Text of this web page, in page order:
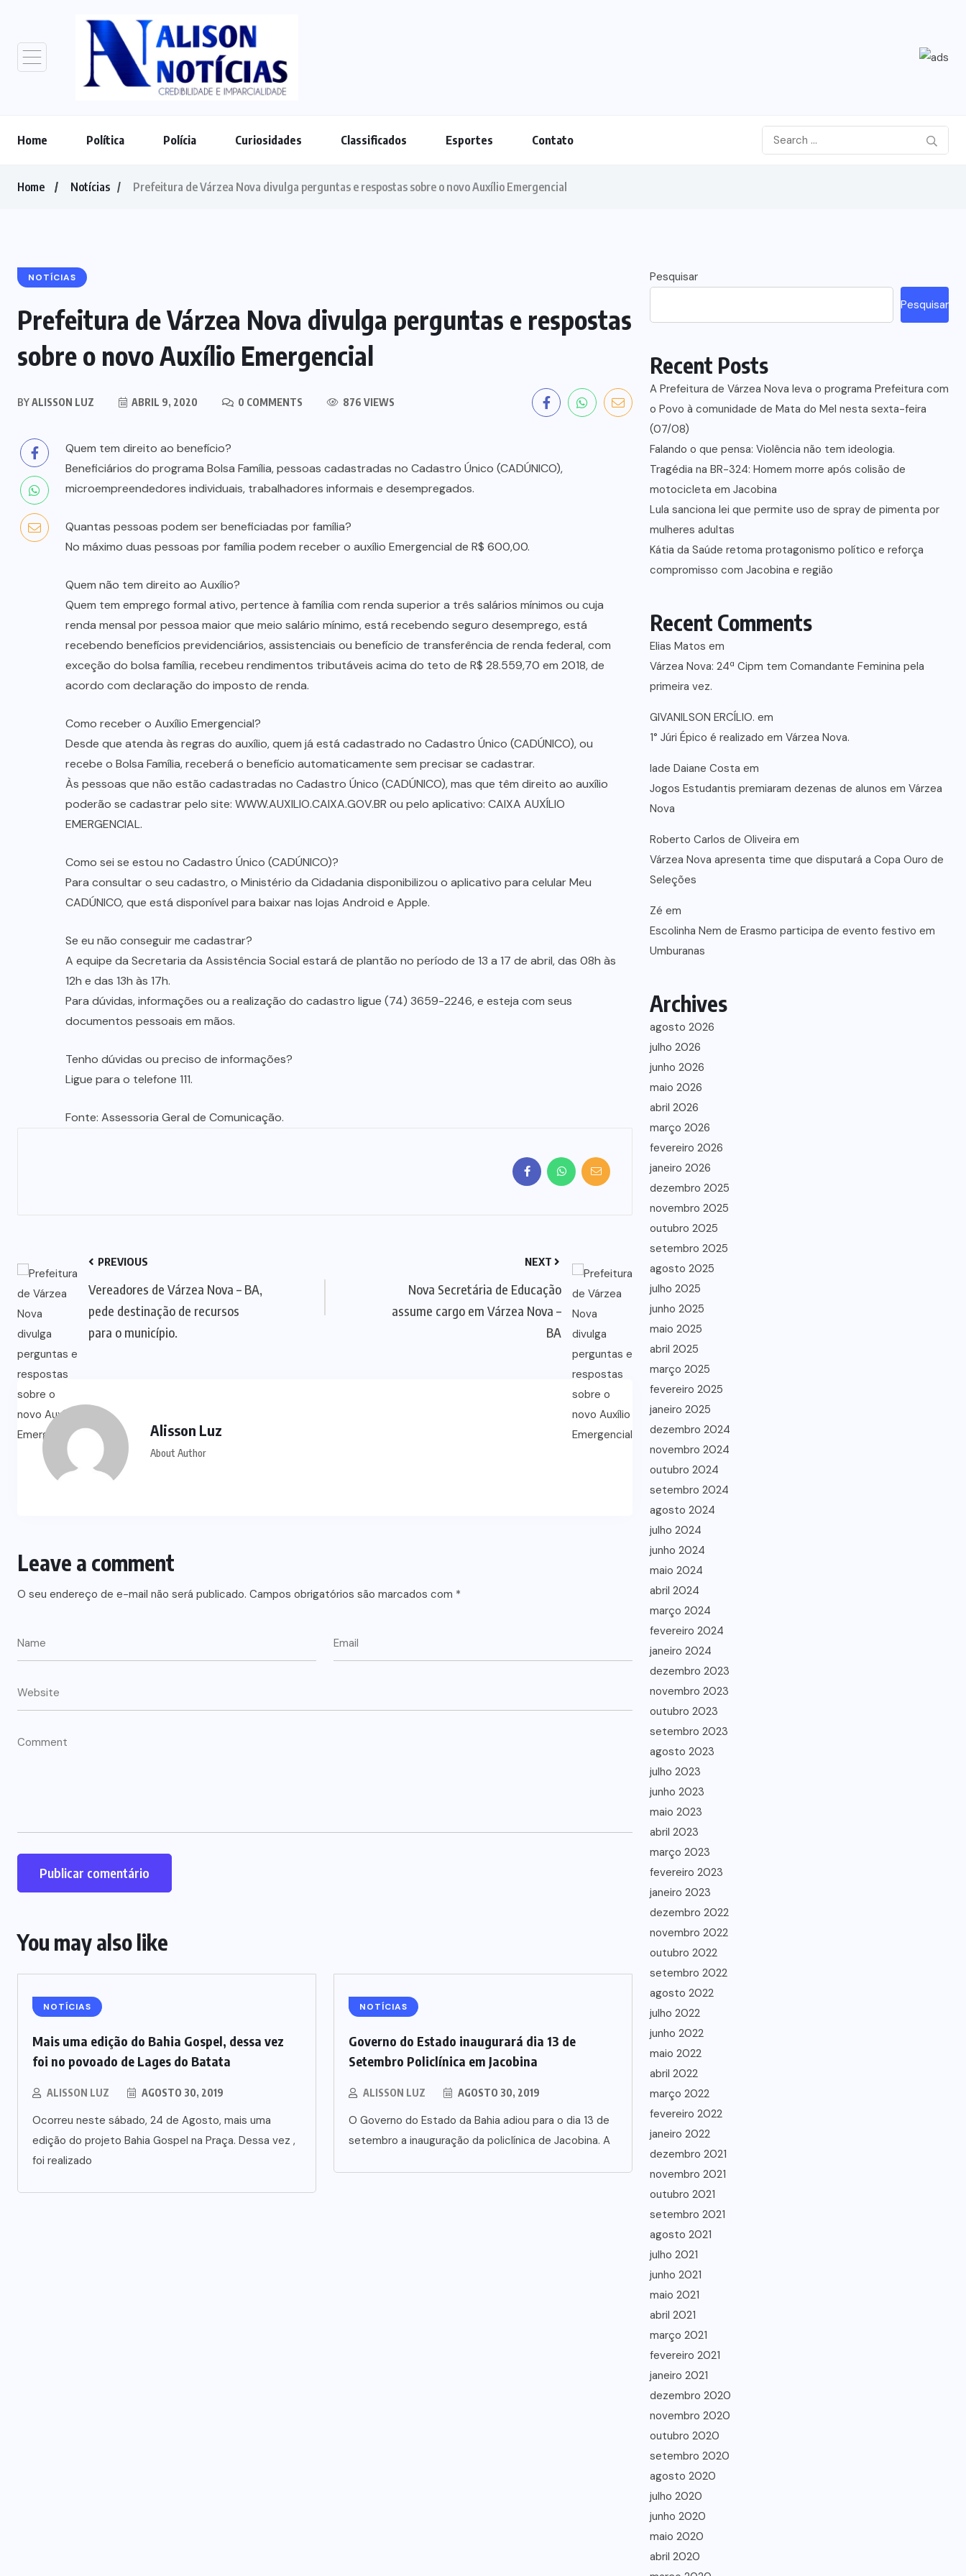
Home Política Polícia Curiosidades Classificados Esportes Contato
Home Notícias Prefeitura de Várzea Nova divulga perguntas e respostas sobre o novo Auxílio Emergencial
NOTÍCIAS
Prefeitura de Várzea Nova divulga perguntas e respostas
sobre o novo Auxílio Emergencial
BYALISSON LUZ ABRIL 9, 2020 0 COMMENTS 876 VIEWS
Quem tem direito ao benefício?
Beneficiários do programa Bolsa Família, pessoas cadastradas no Cadastro Único (CADÚNICO),
microempreendedores individuais, trabalhadores informais e desempregados.
Quantas pessoas podem ser beneficiadas por família?
No máximo duas pessoas por família podem receber o auxílio Emergencial de R$ 600,00.
Quem não tem direito ao Auxílio?
Quem tem emprego formal ativo, pertence à família com renda superior a três salários mínimos ou cuja
renda mensal por pessoa maior que meio salário mínimo, está recebendo seguro desemprego, está
recebendo benefícios previdenciários, assistenciais ou benefício de transferência de renda federal, com
exceção do bolsa família, recebeu rendimentos tributáveis acima do teto de R$ 28.559,70 em 2018, de
acordo com declaração do imposto de renda.
Como receber o Auxílio Emergencial?
Desde que atenda às regras do auxílio, quem já está cadastrado no Cadastro Único (CADÚNICO), ou
recebe o Bolsa Família, receberá o benefício automaticamente sem precisar se cadastrar.
Às pessoas que não estão cadastradas no Cadastro Único (CADÚNICO), mas que têm direito ao auxílio
poderão se cadastrar pelo site: WWW.AUXILIO.CAIXA.GOV.BR ou pelo aplicativo: CAIXA AUXÍLIO
EMERGENCIAL.
Como sei se estou no Cadastro Único (CADÚNICO)?
Para consultar o seu cadastro, o Ministério da Cidadania disponibilizou o aplicativo para celular Meu
CADÚNICO, que está disponível para baixar nas lojas Android e Apple.
Se eu não conseguir me cadastrar?
A equipe da Secretaria da Assistência Social estará de plantão no período de 13 a 17 de abril, das 08h às
12h e das 13h às 17h.
Para dúvidas, informações ou a realização do cadastro ligue (74) 3659-2246, e esteja com seus
documentos pessoais em mãos.
Tenho dúvidas ou preciso de informações?
Ligue para o telefone 111.
Fonte: Assessoria Geral de Comunicação.
PREVIOUS
Vereadores de Várzea Nova – BA,
pede destinação de recursos
para o município.
NEXT
Nova Secretária de Educação
assume cargo em Várzea Nova –
BA
Alisson Luz
About Author
Leave a comment
O seu endereço de e-mail não será publicado. Campos obrigatórios são marcados com *
You may also like
NOTÍCIAS
Mais uma edição do Bahia Gospel, dessa vez
foi no povoado de Lages do Batata
ALISSON LUZ AGOSTO 30, 2019
Ocorreu neste sábado, 24 de Agosto, mais uma
edição do projeto Bahia Gospel na Praça. Dessa vez ,
foi realizado
NOTÍCIAS
Governo do Estado inaugurará dia 13 de
Setembro Policlínica em Jacobina
ALISSON LUZ AGOSTO 30, 2019
O Governo do Estado da Bahia adiou para o dia 13 de
setembro a inauguração da policlínica de Jacobina. A
Pesquisar
Pesquisar
Recent Posts
A Prefeitura de Várzea Nova leva o programa Prefeitura com
o Povo à comunidade de Mata do Mel nesta sexta-feira
(07/08)
Falando o que pensa: Violência não tem ideologia.
Tragédia na BR-324: Homem morre após colisão de
motocicleta em Jacobina
Lula sanciona lei que permite uso de spray de pimenta por
mulheres adultas
Kátia da Saúde retoma protagonismo político e reforça
compromisso com Jacobina e região
Recent Comments
Elias Matos em
Várzea Nova: 24ª Cipm tem Comandante Feminina pela
primeira vez.
GIVANILSON ERCÍLIO. em
1° Júri Épico é realizado em Várzea Nova.
lade Daiane Costa em
Jogos Estudantis premiaram dezenas de alunos em Várzea
Nova
Roberto Carlos de Oliveira em
Várzea Nova apresenta time que disputará a Copa Ouro de
Seleções
Zé em
Escolinha Nem de Erasmo participa de evento festivo em
Umburanas
Archives
agosto 2026
julho 2026
junho 2026
maio 2026
abril 2026
março 2026
fevereiro 2026
janeiro 2026
dezembro 2025
novembro 2025
outubro 2025
setembro 2025
agosto 2025
julho 2025
junho 2025
maio 2025
abril 2025
março 2025
fevereiro 2025
janeiro 2025
dezembro 2024
novembro 2024
outubro 2024
setembro 2024
agosto 2024
julho 2024
junho 2024
maio 2024
abril 2024
março 2024
fevereiro 2024
janeiro 2024
dezembro 2023
novembro 2023
outubro 2023
setembro 2023
agosto 2023
julho 2023
junho 2023
maio 2023
abril 2023
março 2023
fevereiro 2023
janeiro 2023
dezembro 2022
novembro 2022
outubro 2022
setembro 2022
agosto 2022
julho 2022
junho 2022
maio 2022
abril 2022
março 2022
fevereiro 2022
janeiro 2022
dezembro 2021
novembro 2021
outubro 2021
setembro 2021
agosto 2021
julho 2021
junho 2021
maio 2021
abril 2021
março 2021
fevereiro 2021
janeiro 2021
dezembro 2020
novembro 2020
outubro 2020
setembro 2020
agosto 2020
julho 2020
junho 2020
maio 2020
abril 2020